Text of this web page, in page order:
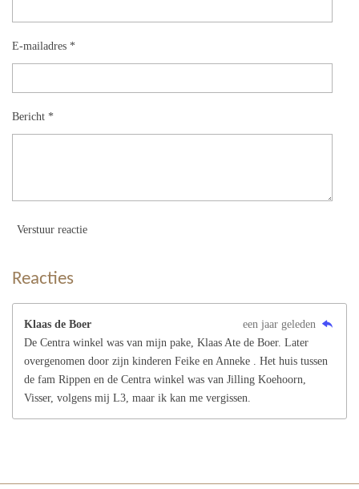
E-mailadres *
Bericht *
Verstuur reactie
Reacties
Klaas de Boer
een jaar geleden
De Centra winkel was van mijn pake, Klaas Ate de Boer. Later
overgenomen door zijn kinderen Feike en Anneke . Het huis tussen
de fam Rippen en de Centra winkel was van Jilling Koehoorn,
Visser, volgens mij L3, maar ik kan me vergissen.